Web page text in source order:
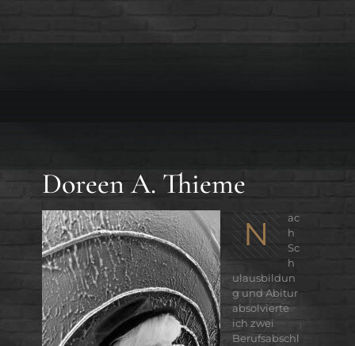
Doreen A. Thieme
N
ac
h
Sc
h
ulausbildun
g und Abitur
absolvierte
ich zwei
Berufsabschl